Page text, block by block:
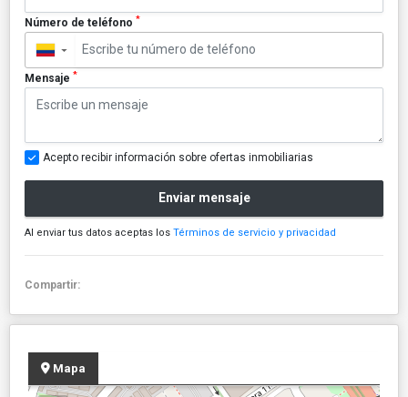
Número de teléfono *
▼
Mensaje *
Acepto recibir información sobre ofertas inmobiliarias
Enviar mensaje
Al enviar tus datos aceptas los Términos de servicio y privacidad
Compartir:
Mapa